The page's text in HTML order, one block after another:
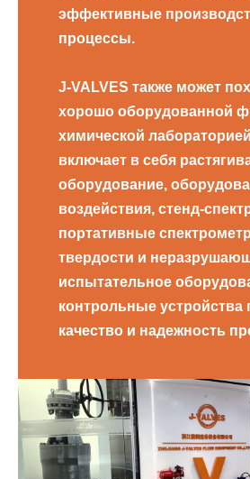
эффективные
процессы.
J-VALVES также может
хорошо оборудованной
химической
включает в себя
оборудование,
воздействия, стенд-
портативные
твердости и
испытательное
контрольные устройства
качество и надежность